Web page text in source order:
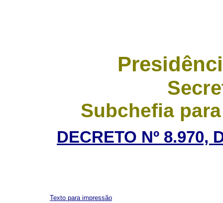
Subchefia
DECRETO Nº 8.970,
Texto para impressão